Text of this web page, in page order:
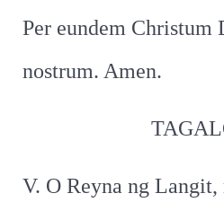
Per eundem Christum
nostrum. Amen.
V. O Reyna ng Langit,